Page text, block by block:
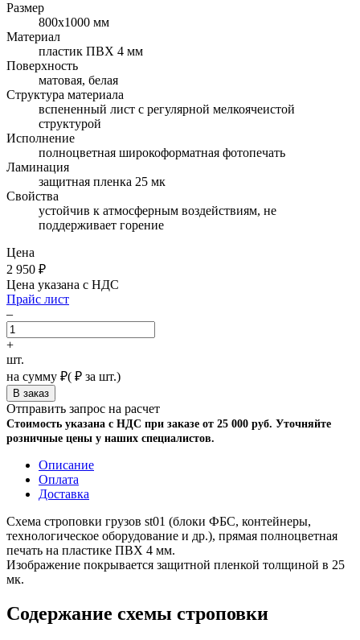
Размер
800х1000 мм
Материал
пластик ПВХ 4 мм
Поверхность
матовая, белая
Структура материала
вспененный лист с регулярной мелкоячеистой
структурой
Исполнение
полноцветная широкоформатная фотопечать
Ламинация
защитная пленка 25 мк
Свойства
устойчив к атмосферным воздействиям, не
поддерживает горение
Цена
2 950 ₽
Цена указана с НДС
Прайс лист
–
+
шт.
на сумму ₽( ₽ за шт.)
Отправить запрос на расчет
Стоимость указана с НДС при заказе от 25 000 руб. Уточняйте
розничные цены у наших специалистов.
Описание
Оплата
Доставка
Схема строповки грузов st01 (блоки ФБС, контейнеры,
технологическое оборудование и др.), прямая полноцветная
печать на пластике ПВХ 4 мм.
Изображение покрывается защитной пленкой толщиной в 25
мк.
Содержание схемы строповки